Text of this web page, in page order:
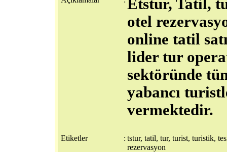
Etstur, Tatil,
otel
online tatil
lider tur
sektöründe
yabancı
vermektedir.
Etiketler : tstur, tatil, tur, turist, turistik,
rezervasyon